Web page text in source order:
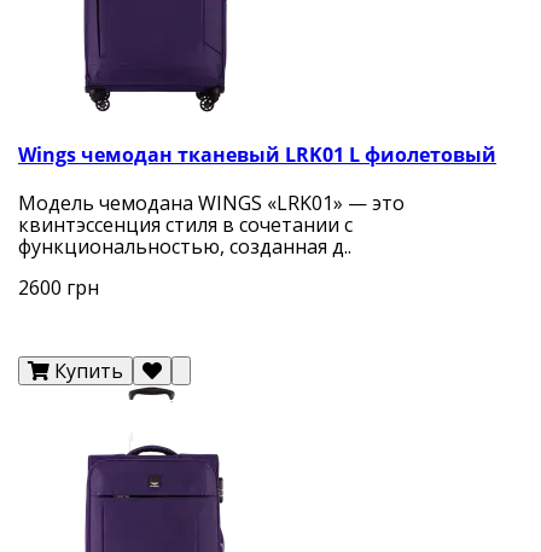
Wings чемодан тканевый LRK01 L фиолетовый
Модель чемодана WINGS «LRK01» — это
квинтэссенция стиля в сочетании с
функциональностью, созданная д..
2600 грн
Купить